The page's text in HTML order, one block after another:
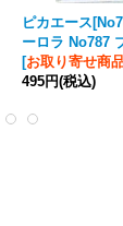
ピカエース
ーロラ No787
[お取り寄せ商
495円(税込)